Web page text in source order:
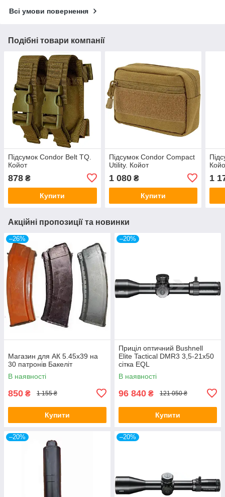
Всі умови повернення
Подібні товари компанії
Підсумок Condor Belt TQ.
Койот
878 ₴
Купити
Підсумок Condor Compact
Utility. Койот
1 080₴
Купити
1
Акційні пропозиції та новинки
–26%
Магазин для АК 5.45х39 на
30 патронів Бакеліт
В наявності
850 ₴ 1 155 ₴
Купити
–20%
Приціл оптичний Bushnell
Elite Tactical DMR3 3,5-21x50
сітка EQL
В наявності
96 840 ₴ 121 050 ₴
Купити
–20% –20%